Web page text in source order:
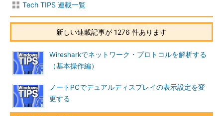
Tech TIPS 連載一覧
新しい連載記事が 1276 件あります
Wiresharkでネットワーク・プロトコルを解析する
（基本操作編）
ノートPCでデュアルディスプレイの表示設定を変
更する